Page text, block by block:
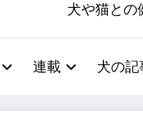
犬や猫との
連載 犬の記